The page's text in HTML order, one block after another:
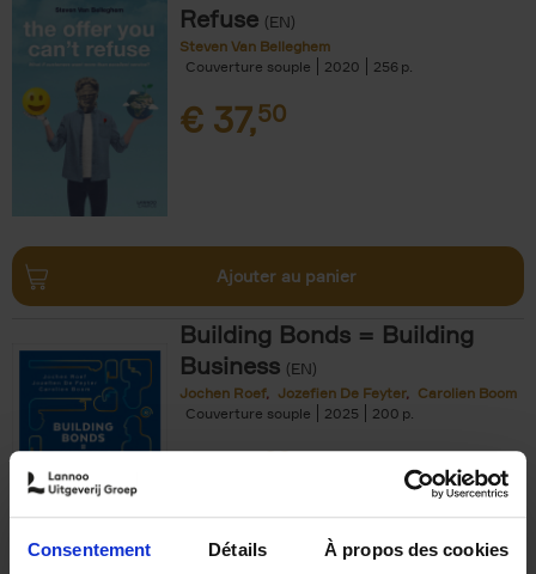
Consentement Détails À propos des cookies
Refuse (EN)
Steven Van Belleghem
Couverture souple
2020 256
€ 37,50
Ajouter au panier
Building Bonds = Building
Business (EN)
Jochen Roef Jozefien De Feyter
Carolien Boom
Couverture souple
2025 200
€29,99